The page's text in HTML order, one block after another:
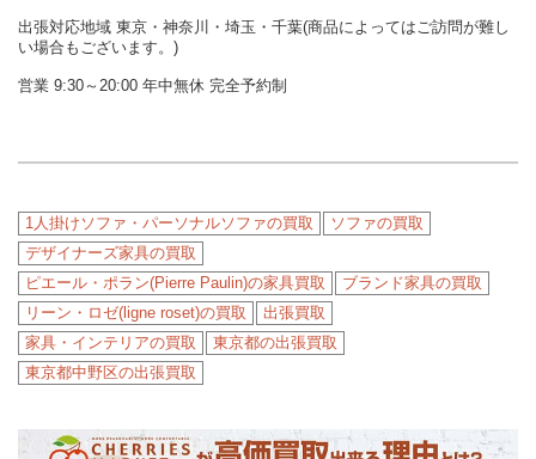
出張対応地域 東京・神奈川・埼玉・千葉(商品によってはご訪問が難し
い場合もございます。)
営業 9:30～20:00 年中無休 完全予約制
1人掛けソファ・パーソナルソファの買取
ソファの買取
デザイナーズ家具の買取
ピエール・ポラン(Pierre Paulin)の家具買取
ブランド家具の買取
リーン・ロゼ(ligne roset)の買取
出張買取
家具・インテリアの買取
東京都の出張買取
東京都中野区の出張買取